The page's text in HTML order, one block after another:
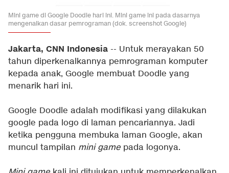
Mini game di Google Doodle hari ini. Mini game ini pada dasarnya
mengenalkan dasar pemrograman (dok. screenshot Google)
Jakarta, CNN Indonesia -- Untuk merayakan 50
tahun diperkenalkannya pemrograman komputer
kepada anak, Google membuat Doodle yang
menarik hari ini.
Google Doodle adalah modifikasi yang dilakukan
google pada logo di laman pencariannya. Jadi
ketika pengguna membuka laman Google, akan
muncul tampilan mini game pada logonya.